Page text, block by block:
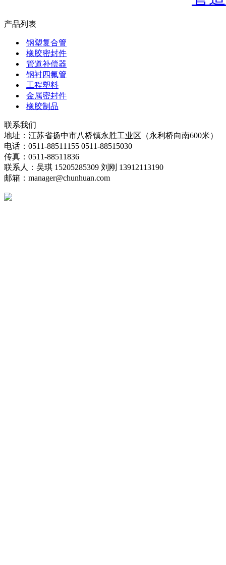
产品列表
钢塑复合管
橡胶密封件
管道补偿器
钢衬四氟管
工程塑料
金属密封件
橡胶制品
联系我们
地址：江苏省扬中市八桥镇永胜工业区（永利桥向南600米）
电话：0511-88511155 0511-88515030
传真：0511-88511836
联系人：吴琪 15205285309 刘刚 13912113190
邮箱：manager@chunhuan.com